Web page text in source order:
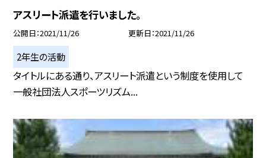
アスリート派遣を行いました。
公開日 2021/11/26 更新日 2021/11/26
2年生の活動
タイトルにある通り、アスリート派遣という制度を使用して
一般社団法人スポーツリズム...